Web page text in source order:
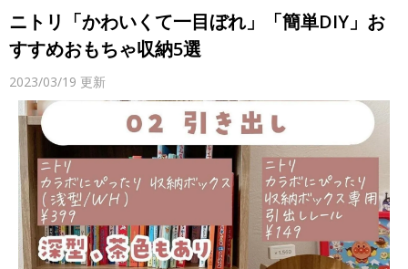
ニトリ「かわいくて一目ぼれ」「簡単DIY」お
すすめおもちゃ収納5選
2023/03/19 更新